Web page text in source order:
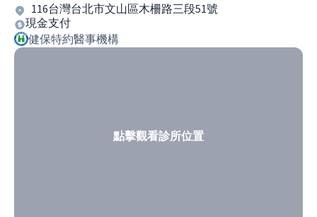
116台灣台北市文山區木柵路三段51號
現金支付
健保特約醫事機構
點擊觀看診所位置